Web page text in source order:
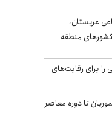
عربستان،
منطقه
را برای رقابت‌های
تیموریان تا دوره معاصر